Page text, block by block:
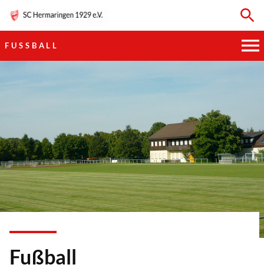
FUSSBALL
FUSSBALL
GYMNASTIK
TISCHTENNIS
BOGENSCHIESSEN
Fußball